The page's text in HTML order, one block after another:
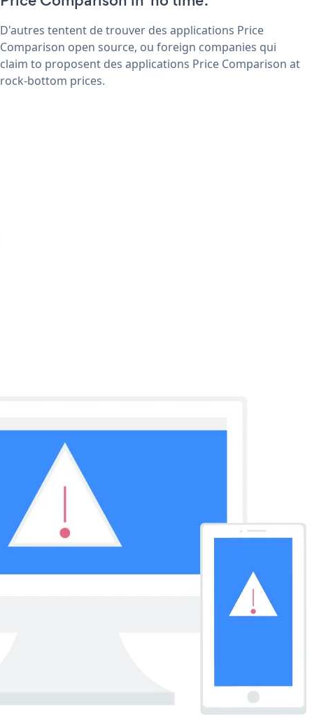
D'autres tentent de trouver des applications Price
Comparison open source, ou foreign companies qui
claim to proposent des applications Price Comparison at
rock-bottom prices.